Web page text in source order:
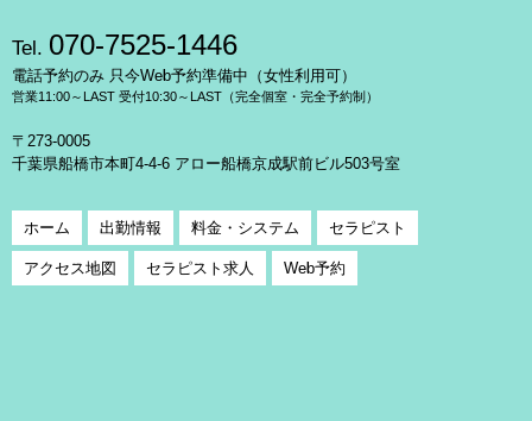
Tel. 070-7525-1446
電話予約のみ 只今Web予約準備中（女性利用可）
営業11:00～LAST 受付10:30～LAST（完全個室・完全予約制）
〒273-0005
千葉県船橋市本町4-4-6 アロー船橋京成駅前ビル503号室
ホーム 出勤情報 料金・システム セラピスト
アクセス地図 セラピスト求人 Web予約